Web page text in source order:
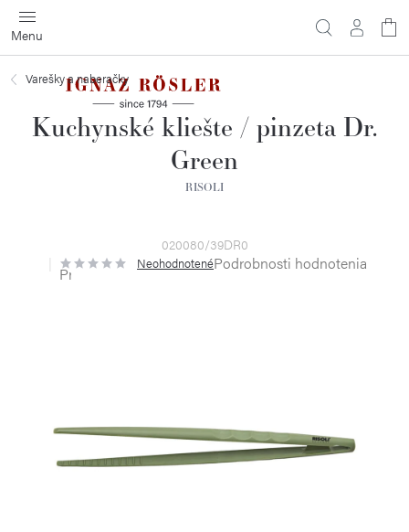
Prejsť
na
obsah
Varešky a naberačky
Kuchynské kliešte / pinzeta Dr.
Green
RISOLI
020080/39DR0
Priemerné
hodnotenie
NeohodnotenéPodrobnosti hodnotenia